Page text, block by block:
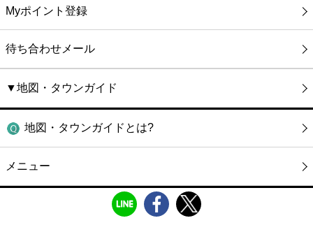
Myポイント登録
待ち合わせメール
▼地図・タウンガイド
地図・タウンガイドとは?
メニュー